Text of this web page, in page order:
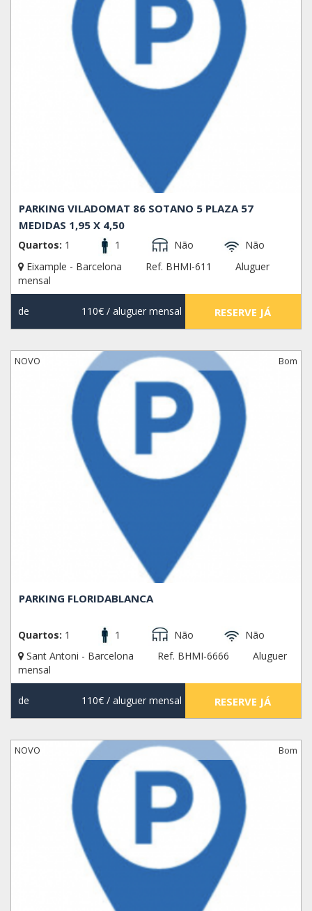
PARKING VILADOMAT 86 SOTANO 5 PLAZA 57
MEDIDAS 1,95 X 4,50
Quartos: 1 1 Não
Não
Eixample - Barcelona
Ref. BHMI-611
Aluguer
mensal
de 110€/ aluguer mensal RESERVE JÁ
NOVO Bom
PARKING FLORIDABLANCA
Quartos: 1 1 Não
Não
Sant Antoni - Barcelona
Ref. BHMI-6666
Aluguer
mensal
de 110€/ aluguer mensal RESERVE JÁ
NOVO Bom